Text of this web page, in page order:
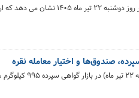
صندوق‌ها و اختیار معامله نقره